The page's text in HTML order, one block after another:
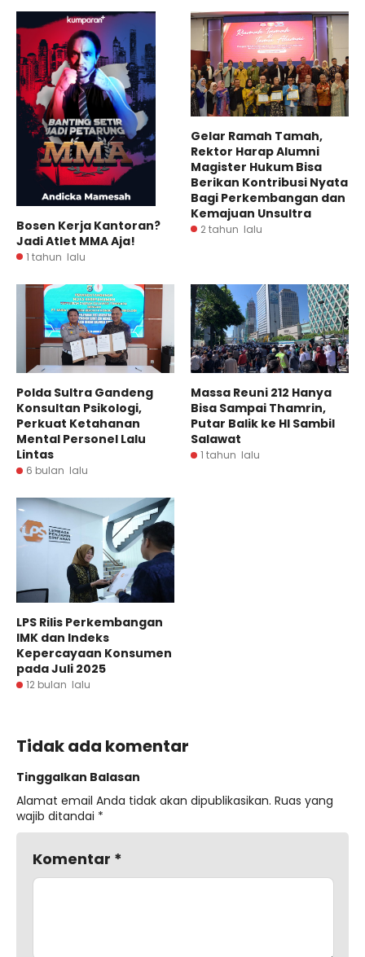
Bosen Kerja Kantoran?
Jadi Atlet MMA Aja!
1 tahun lalu
Gelar Ramah Tamah,
Rektor Harap Alumni
Magister Hukum Bisa
Berikan Kontribusi Nyata
Bagi Perkembangan dan
Kemajuan Unsultra
2 tahun lalu
Polda Sultra Gandeng
Konsultan Psikologi,
Perkuat Ketahanan
Mental Personel Lalu
Lintas
6 bulan lalu
Massa Reuni 212 Hanya
Bisa Sampai Thamrin,
Putar Balik ke HI Sambil
Salawat
1 tahun lalu
LPS Rilis Perkembangan
IMK dan Indeks
Kepercayaan Konsumen
pada Juli 2025
12 bulan lalu
Tidak ada komentar
Tinggalkan Balasan
Alamat email Anda tidak akan dipublikasikan. Ruas yang
wajib ditandai *
Komentar *